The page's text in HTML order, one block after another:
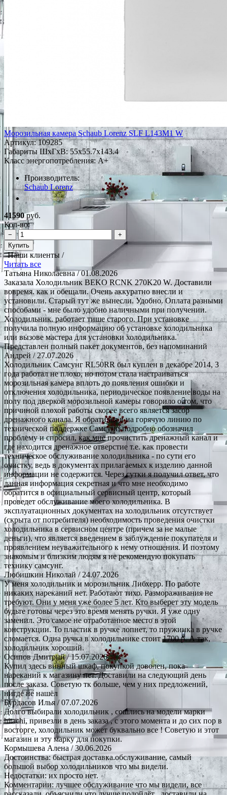
Морозильная камера Schaub Lorenz SLF L143M1 W
Артикул:109285
Габариты ШxГxВ: 55x55.7x143.4
Класс энергопотребления: A+
Производитель:
Schaub Lorenz
*Наличие уточняйте у менеджера
41590руб.
Кол-во:
−
+
Купить
Наши клиенты /
Читать все
Татьяна Николаевна/ 01.08.2026
Заказала Холодильник BEKO RCNK 270K20 W. Доставили
вовремя. как и обещали. Очень аккуратно внесли и
установили. Старый тут же вынесли. Удобно. Оплата разными
способами - мне было удобно наличными при получении.
Холодильник. работает тише старого. При установке
получила полную информацию об установке холодильника
или вызове мастера для установки холодильника.
Представлен полный пакет документов, без напоминаний
Андрей/ 27.07.2026
Холодильник Самсунг RL50RR был куплен в декабре 2014, 3
года работал не плохо, но потом стала настраиваться
морозильная камера вплоть до появления ошибки и
отключения холодильника, периодическое появление воды на
полу под дверкой морозильной камеры говорило о том, что
причиной плохой работы скорее всего является засор
дренажного канала. Я обратился в на горячую линию по
технической поддержке Самсунг, подробно обозначил
проблему и спросил, как мне прочистить дренажный канал и
где находится дренажное отверстие т.е. как провести
техническое обслуживание холодильника - по сути его
очистку, ведь в документах прилагаемых к изделию данной
информации не содержится. Через сутки я получил ответ, что
данная информация секретная и что мне необходимо
обратится в официальный сервисный центр, который
проведет обслуживание моего холодильника. В
эксплуатационных документах на холодильник отсутствует
(скрыта от потребителя) необходимость проведения очистки
холодильника в сервисном центре (причем за не малые
деньги), что является введением в заблуждение покупателя и
проявлением неуважительного к нему отношения. И поэтому
знакомым и близким людям я не рекомендую покупать
технику самсунг.
Любишкин Николай/ 24.07.2026
У меня холодильник и морозильник Либхерр. По работе
никаких нареканий нет. Работают тихо. Размораживания не
требуют. Они у меня уже более 5 лет. Кто выберет эту модель
будьте готовы через это время менять ручки. Я уже одну
заменил. Это самое не отработанное место в этой
конструкции. То пластик в ручке лопнет, то пружинка в ручке
сломается. Одна ручка в холодильнике стоит 1700 р. А так,
холодильник хороший.
Осипов Дмитрий/ 15.07.2026
Купил здесь винный шкаф, покупкой доволен, пока
нареканий к магазину нет. Доставили на следующий день
после заказа. Советую тк больше, чем у них предложений,
нигде не нашёл
Бурдасов Илья / 07.07.2026
Долго выбирали холодильник , сошлись на модели марки
hitachi, привезли в день заказа , с этого момента и до сих пор в
восторге, холодильник может буквально все ! Советую и этот
магазин и эту марку для покупки.
Кормышева Алена / 30.06.2026
Достоинства: быстрая доставка.обслуживание, самый
большой выбор холодильников что мы видели.
Недостатки: их просто нет.
Комментарии: лучшее обслуживание что мы видели, все